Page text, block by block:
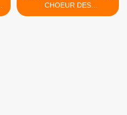
CHOEUR DES
AIGUILLEUSES - Dimanche